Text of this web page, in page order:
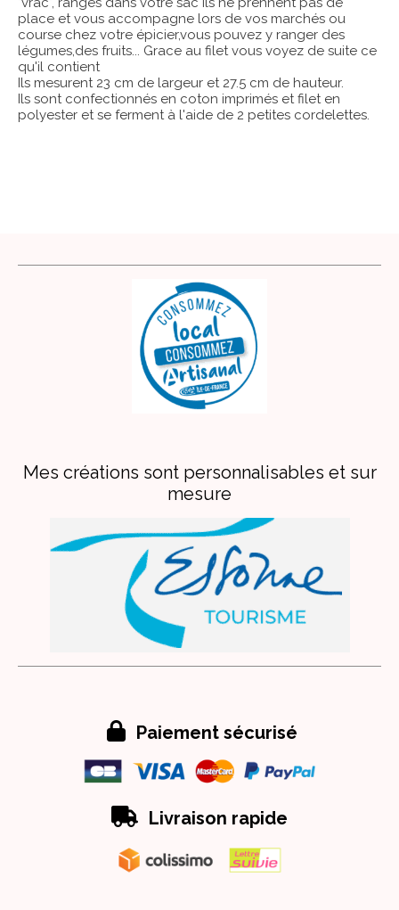
place et vous accompagne lors de vos marchés ou
course chez votre épicier,vous pouvez y ranger des
légumes,des fruits... Grace au filet vous voyez de suite ce
qu'il contient
Ils mesurent 23 cm de largeur et 27.5 cm de hauteur.
Ils sont confectionnés en coton imprimés et filet en
polyester et se ferment à l'aide de 2 petites cordelettes.
Mes créations sont personnalisables et sur
mesure
 Paiement sécurisé
 Livraison rapide